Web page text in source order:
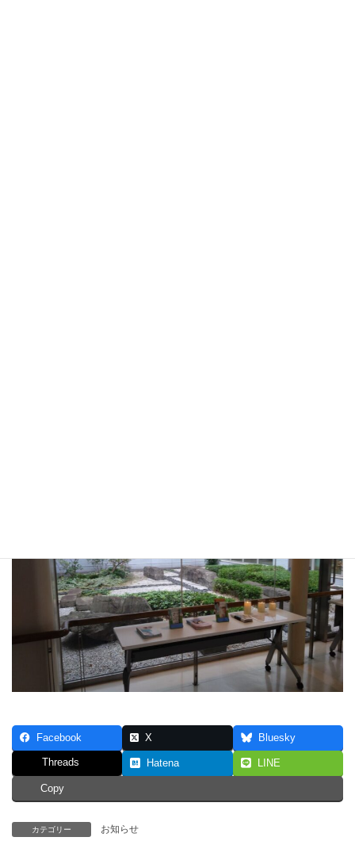
Facebook X Bluesky
Threads Hatena LINE
Copy
カテゴリー お知らせ